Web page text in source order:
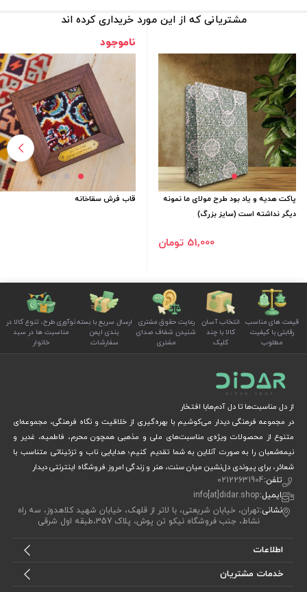
مشتریانی که از این مورد خریداری کرده اند
پاکت هدیه و یاد بود طرح مولای ما نمونه
دیگر نداشته است (سایز بزرگ)
51٬000 تومان
ناموجود
قاب فرش سقاخانه
قیمت های مناسب
رقابتی با کیفیت
مطلوب
انتخاب آسان
کالا با چند
کلیک
رعایت حقوق مشتری
شنیدن شفاف صدای
مشتری
ارسال سریع با بسته
بندی ایمن
سفارشات
نوآوری طرح، تنوع کالا در
مناسبت ها در سبد
خانوار
از دل مناسبت‌ها تا دل آدم‌هابا افتخار
در مجموعه فرهنگی دیدار می‌کوشیم با بهره‌گیری از خلاقیت و نگاه فرهنگی، مجموعه‌ای
متنوع از محصولات ویژه‌ی مناسبت‌های ملی و مذهبی همچون محرم، فاطمیه، غدیر و
نیمه‌شعبان را به صورت آنلاین به شما تقدیم کنیم؛ هدایایی ناب و تزئیناتی متناسب با
شعائر، برای پیوندی دل‌نشین میان سنت، هنر و زندگی امروز.فروشگاه اینترنتی دیدار
تلفن:02122631904
ایمیل:info[at]didar.shop
نشانی:تهران، خیابان شریعتی، با لاتر از قلهک، خیابان شهید کلاهدوز، سه راه
نشاط، جنب فروشگاه نیکو تن پوش، پلاک 357،طبقه اول شرقی
اطلاعات
خدمات مشتریان